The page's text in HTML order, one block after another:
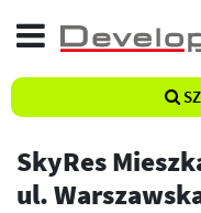
SkyRes
ul.